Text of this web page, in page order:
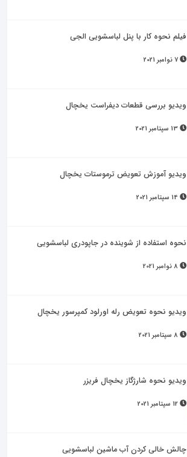
فیلم نحوه کار با پنل لباسشویی الجی
ویدیو بررسی قطعات دیفراست یخچال
ویدیو آموزش تعویض ترموستات یخچال
نحوه استفاده از شوینده در جاپودری لباسشویی
ویدیو نحوه تعویض رله اورلود کمپرسور یخچال
ویدیو نحوه شارژگاز یخچال فریزر
چالش خالی کردن آب ماشین لباسشویی